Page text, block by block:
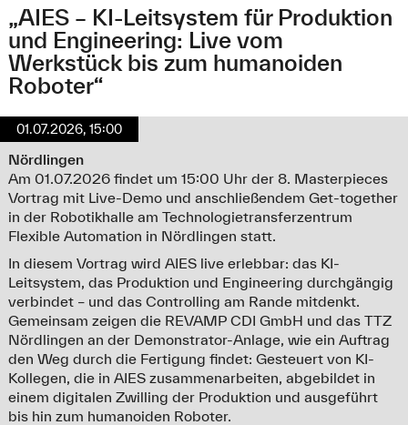
„AIES – KI-Leitsystem für Produktion
und Engineering: Live vom
Werkstück bis zum humanoiden
Roboter“
01.07.2026, 15:00
Nördlingen
Am 01.07.2026 findet um 15:00 Uhr der 8. Masterpieces
Vortrag mit Live-Demo und anschließendem Get-together
in der Robotikhalle am Technologietransferzentrum
Flexible Automation in Nördlingen statt.
In diesem Vortrag wird AIES live erlebbar: das KI-
Leitsystem, das Produktion und Engineering durchgängig
verbindet – und das Controlling am Rande mitdenkt.
Gemeinsam zeigen die REVAMP CDI GmbH und das TTZ
Nördlingen an der Demonstrator-Anlage, wie ein Auftrag
den Weg durch die Fertigung findet: Gesteuert von KI-
Kollegen, die in AIES zusammenarbeiten, abgebildet in
einem digitalen Zwilling der Produktion und ausgeführt
bis hin zum humanoiden Roboter.